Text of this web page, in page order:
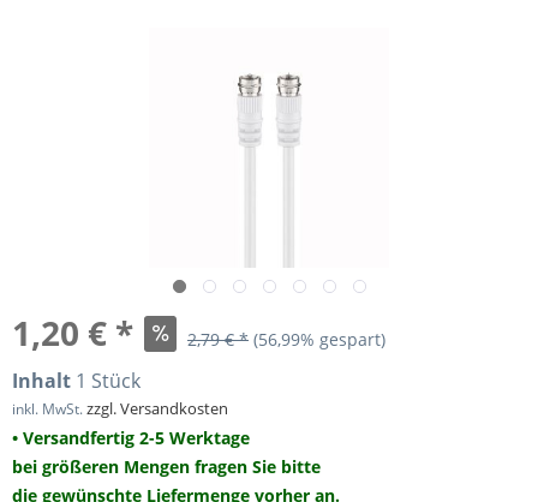
1,20 € * 2,79 € * (56,99% gespart)
Inhalt 1 Stück
inkl. MwSt.zzgl. Versandkosten
• Versandfertig 2-5 Werktage
bei größeren Mengen fragen Sie bitte
die gewünschte Liefermenge vorher an.